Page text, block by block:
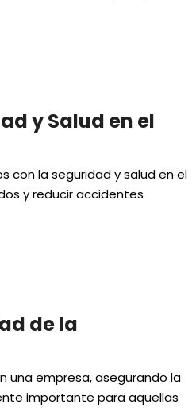
y Salud en el
con la seguridad y salud en el
y reducir accidentes
de la
una empresa, asegurando la
importante para aquellas